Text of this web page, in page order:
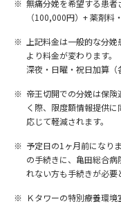
無痛分娩を希望する患
（100,000円）+ 薬剤料
上記料金は一般的な分
より料金が変わります。
深夜・日曜・祝日加算（
帝王切開での分娩は保
く際、限度額情報提供
応じて軽減されます。
予定日の1ヶ月前になり
の手続きに、亀田総合
れない方も手続きが必要
Ｋタワーの特別療養環